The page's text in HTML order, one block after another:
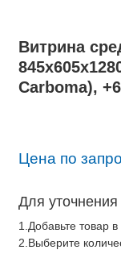
Витрина
Carboma),
Цена по
Для
1.Добавьте товар в
2.Выберите